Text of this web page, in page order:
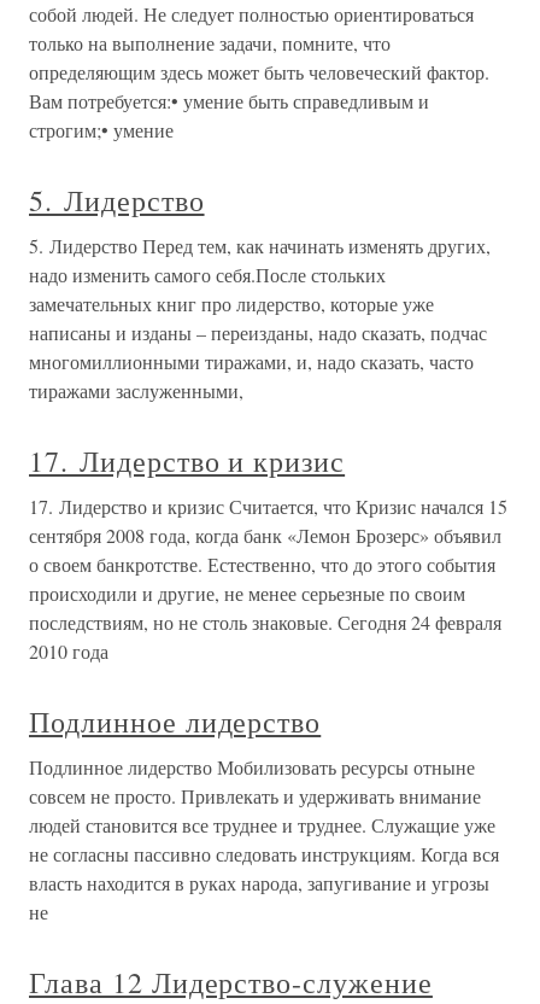
собой людей. Не следует полностью ориентироваться
только на выполнение задачи, помните, что
определяющим здесь может быть человеческий фактор.
Вам потребуется:• умение быть справедливым и
строгим;• умение
5. Лидерство
5. Лидерство Перед тем, как начинать изменять других,
надо изменить самого себя.После стольких
замечательных книг про лидерство, которые уже
написаны и изданы – переизданы, надо сказать, подчас
многомиллионными тиражами, и, надо сказать, часто
тиражами заслуженными,
17. Лидерство и кризис
17. Лидерство и кризис Считается, что Кризис начался 15
сентября 2008 года, когда банк «Лемон Брозерс» объявил
о своем банкротстве. Естественно, что до этого события
происходили и другие, не менее серьезные по своим
последствиям, но не столь знаковые. Сегодня 24 февраля
2010 года
Подлинное лидерство
Подлинное лидерство Мобилизовать ресурсы отныне
совсем не просто. Привлекать и удерживать внимание
людей становится все труднее и труднее. Служащие уже
не согласны пассивно следовать инструкциям. Когда вся
власть находится в руках народа, запугивание и угрозы
не
Глава 12 Лидерство-служение